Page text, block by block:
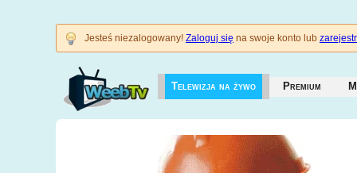
Jesteś niezalogowany! Zaloguj się na swoje konto lub
Telewizja na żywo Premium